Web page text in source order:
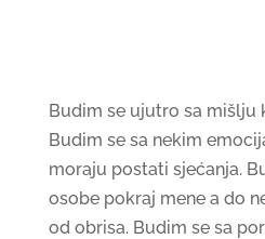
Budim se ujutro sa mišlju
Budim se sa nekim
moraju postati sjećanja.
osobe pokraj mene a do
od obrisa. Budim se sa